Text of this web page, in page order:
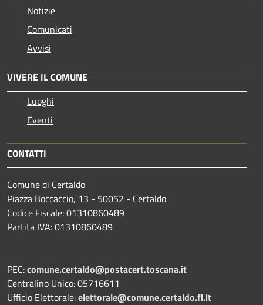
Notizie
Comunicati
Avvisi
VIVERE IL COMUNE
Luoghi
Eventi
CONTATTI
Comune di Certaldo
Piazza Boccaccio, 13 - 50052 - Certaldo
Codice Fiscale: 01310860489
Partita IVA: 01310860489
PEC:comune.certaldo@postacert.toscana.it
Centralino Unico: 05716611
Ufficio Elettorale:elettorale@comune.certaldo.fi.it